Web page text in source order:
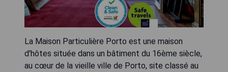
La Maison Particulière Porto est une maison
d'hôtes située dans un bâtiment du 16ème siècle,
au cœur de la vieille ville de Porto, site classé au